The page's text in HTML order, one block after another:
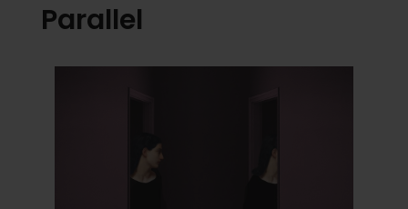
Parallel